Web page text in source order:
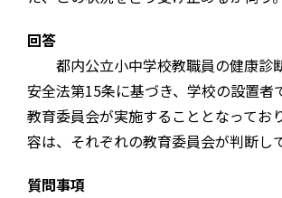
回答
都内公立小中学校教職員の健康診
安全法第15条に基づき、学校の設置者
教育委員会が実施することとなってお
容は、それぞれの教育委員会が判断し
質問事項